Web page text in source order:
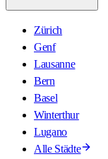
Zürich
Genf
Lausanne
Bern
Basel
Winterthur
Lugano
Alle Städte